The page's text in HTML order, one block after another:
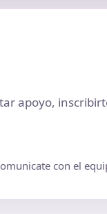
apoyo,
con el